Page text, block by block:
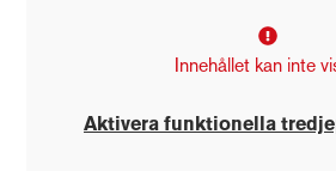
Innehållet kan inte
Aktivera funktionella